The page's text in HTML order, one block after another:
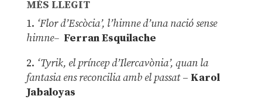
MÉS LLEGIT
1. ‘Flor d’Escòcia’, l’himne d’una nació sense
himne– Ferran Esquilache
2. ‘Tyrik, el príncep d’Ilercavònia’, quan la
fantasia ens reconcilia amb el passat– Karol
Jabaloyas